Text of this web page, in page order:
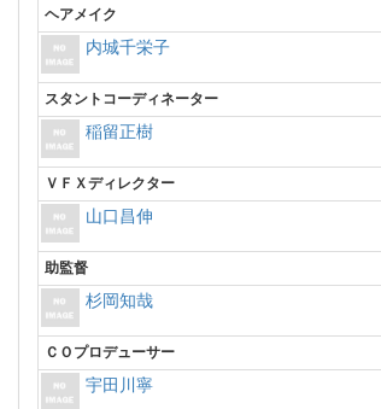
ヘアメイク
内城千栄子
スタントコーディネーター
稲留正樹
ＶＦＸディレクター
山口昌伸
助監督
杉岡知哉
ＣＯプロデューサー
宇田川寧